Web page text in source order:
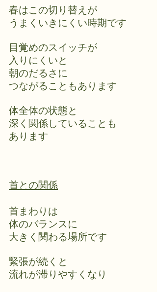
春はこの切り替えが
うまくいきにくい時期です
目覚めのスイッチが
入りにくいと
朝のだるさに
つながることもあります
体全体の状態と
深く関係していることも
あります
首との関係
首まわりは
体のバランスに
大きく関わる場所です
緊張が続くと
流れが滞りやすくなり